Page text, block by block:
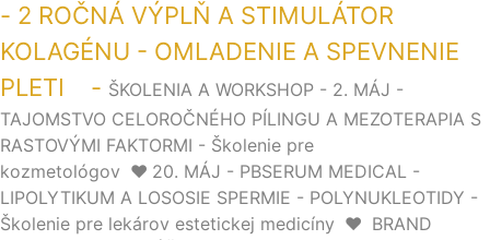
- 2 ROČNÁ VÝPLŇ A STIMULÁTOR
KOLAGÉNU - OMLADENIE A SPEVNENIE
PLETI - ŠKOLENIA A WORKSHOP - 2. MÁJ -
TAJOMSTVO CELOROČNÉHO PÍLINGU A MEZOTERAPIA S
RASTOVÝMI FAKTORMI - Školenie pre
kozmetológov ❤️ 20. MÁJ - PBSERUM MEDICAL -
LIPOLYTIKUM A LOSOSIE SPERMIE - POLYNUKLEOTIDY -
Školenie pre lekárov estetickej medicíny ❤️ BRAND